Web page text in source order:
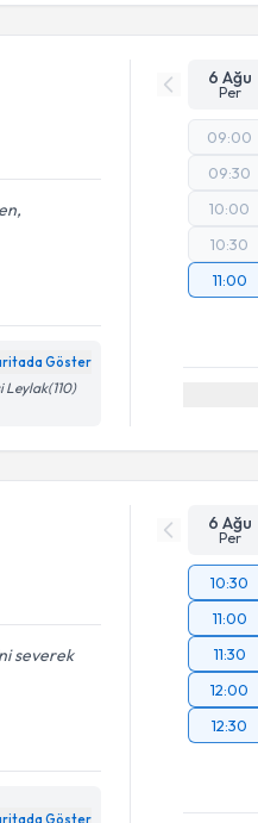
Göster
Leylak(110)
6 Ağu
Per
09:00
09:30
10:00
10:30
11:00
severek
Göster
6 Ağu
Per
10:30
11:00
11:30
12:00
12:30